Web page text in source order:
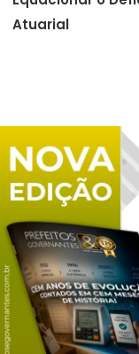
Atuarial